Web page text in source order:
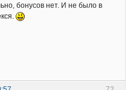
бонусов нет. И не было в